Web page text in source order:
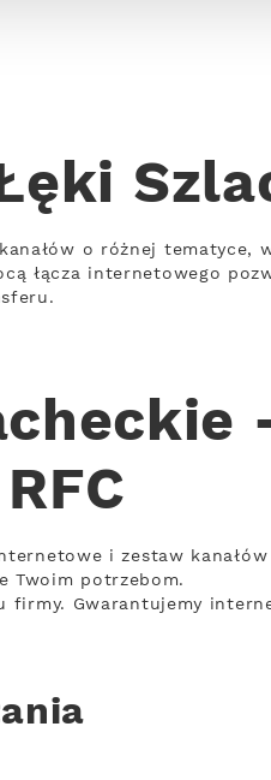
o różnej tematyce,
łącza internetowego
i zestaw
Twoim potrzebom.
Gwarantujemy